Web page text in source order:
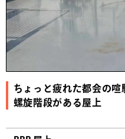
ちょっと疲れた都会の
螺旋階段がある屋上